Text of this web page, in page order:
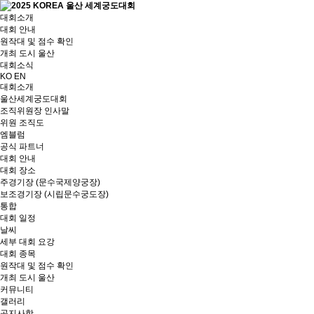
대회소개
대회 안내
원작대 및 점수 확인
개최 도시 울산
대회소식
KO EN
대회소개
울산세계궁도대회
조직위원장 인사말
위원 조직도
엠블럼
공식 파트너
대회 안내
대회 장소
주경기장 (문수국제양궁장)
보조경기장 (시립문수궁도장)
통합
대회 일정
날씨
세부 대회 요강
대회 종목
원작대 및 점수 확인
개최 도시 울산
커뮤니티
갤러리